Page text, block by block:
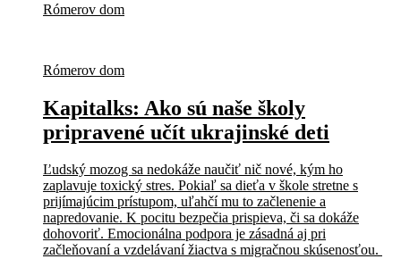
Rómerov dom
Rómerov dom
Kapitalks: Ako sú naše školy
pripravené učít ukrajinské deti
Ľudský mozog sa nedokáže naučiť nič nové, kým ho
zaplavuje toxický stres. Pokiaľ sa dieťa v škole stretne s
prijímajúcim prístupom, uľahčí mu to začlenenie a
napredovanie. K pocitu bezpečia prispieva, či sa dokáže
dohovoriť. Emocionálna podpora je zásadná aj pri
začleňovaní a vzdelávaní žiactva s migračnou skúsenosťou.